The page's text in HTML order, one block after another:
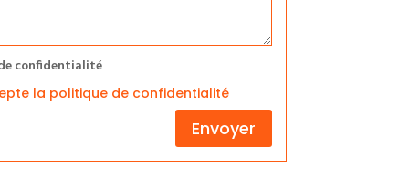
confidentialité
la politique de confidentialité
Envoyer